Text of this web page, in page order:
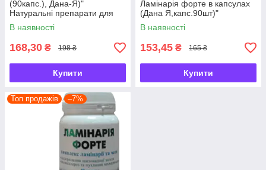
(90капс.), Дана-Я)"
Натуральні препарати для
лікування цукрового діабету
В наявності
168,30 ₴ 198 ₴
Купити
Ламінарія форте в капсулах
(Дана Я,капс.90шт)"
В наявності
153,45 ₴ 165 ₴
Купити
Топ продажів –7%